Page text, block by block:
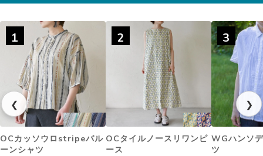
❮
1
OCカッソウロstripeバル
ーンシャツ
2
OCタイルノースリワンピ
ース
3
WGハンソ
ツ
❯